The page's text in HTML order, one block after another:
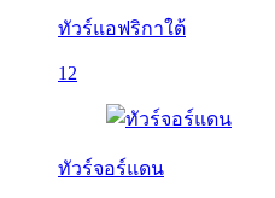
ทัวร์แอฟริกาใต้
12
ทัวร์จอร์แดน